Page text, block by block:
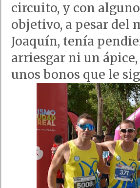
circuito, y con
objetivo, a pesar del
Joaquín, tenía
arriesgar ni un
unos bonos que le